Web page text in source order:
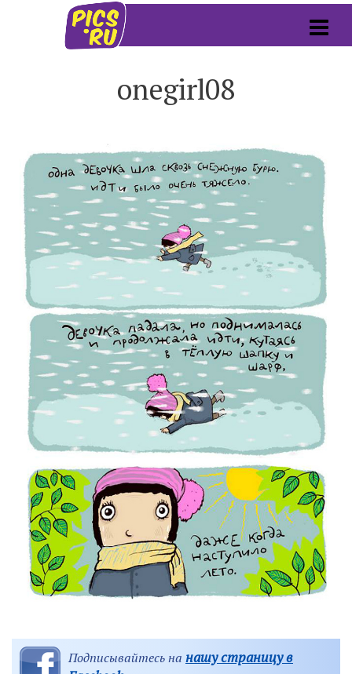
onegirl08
Подписывайтесь на нашу страницу в